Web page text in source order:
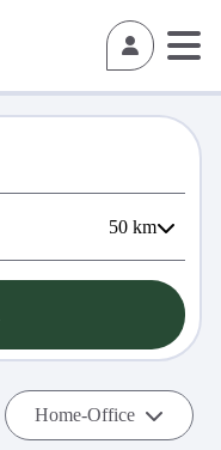
50 km
Home-Office